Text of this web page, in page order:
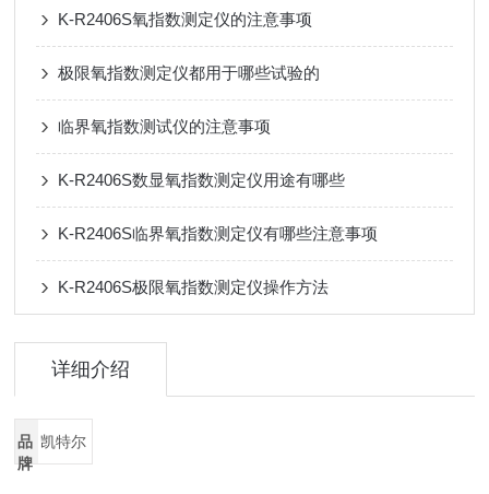
K-R2406S氧指数测定仪的注意事项
极限氧指数测定仪都用于哪些试验的
临界氧指数测试仪的注意事项
K-R2406S数显氧指数测定仪用途有哪些
K-R2406S临界氧指数测定仪有哪些注意事项
K-R2406S极限氧指数测定仪操作方法
详细介绍
品
牌
凯特尔